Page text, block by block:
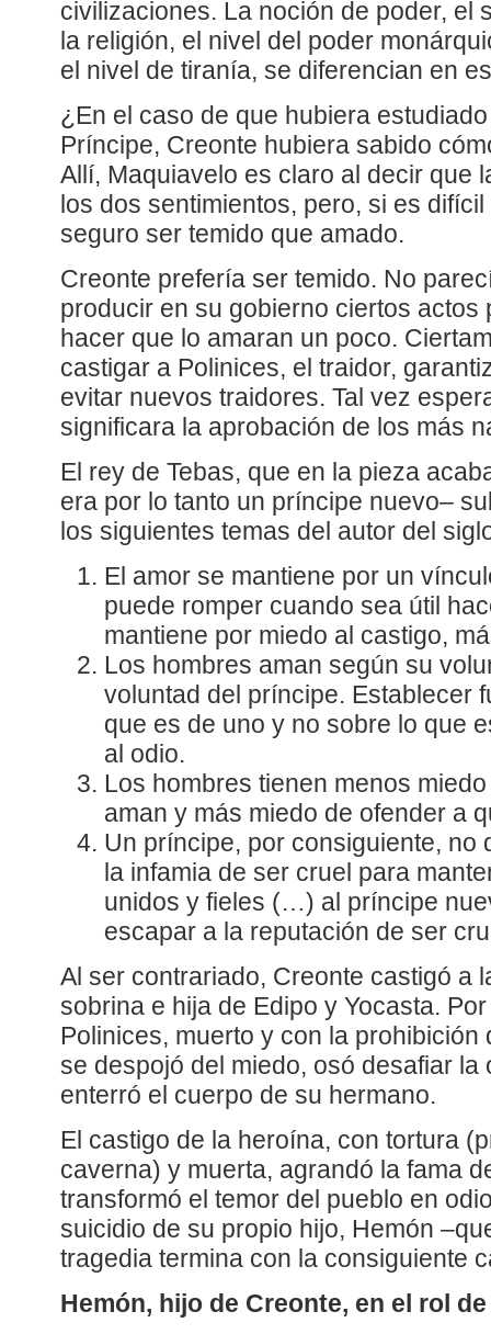
civilizaciones. La noción de poder, el
la religión, el nivel del poder
el nivel de tiranía, se diferencian en
¿En el caso de que hubiera
Príncipe, Creonte hubiera sabido
Allí, Maquiavelo es claro al decir que
los dos sentimientos, pero, si es
seguro ser temido que amado.
Creonte prefería ser temido. No
producir en su gobierno ciertos actos
hacer que lo amaran un poco.
castigar a Polinices, el traidor,
evitar nuevos traidores. Tal vez
significara la aprobación de los más
El rey de Tebas, que en la pieza
era por lo tanto un príncipe nuevo–
los siguientes temas del autor del
El amor se mantiene por un
puede romper cuando sea útil
mantiene por miedo al castigo,
Los hombres aman según su
voluntad del príncipe. Establecer
que es de uno y no sobre lo que
al odio.
Los hombres tienen menos
aman y más miedo de ofender a
Un príncipe, por consiguiente, no
la infamia de ser cruel para
unidos y fieles (…) al príncipe
escapar a la reputación de ser
Al ser contrariado, Creonte castigó a
sobrina e hija de Edipo y Yocasta.
Polinices, muerto y con la prohibición
se despojó del miedo, osó desafiar la
enterró el cuerpo de su hermano.
El castigo de la heroína, con tortura
caverna) y muerta, agrandó la fama
transformó el temor del pueblo en
suicidio de su propio hijo, Hemón
tragedia termina con la consiguiente
Hemón, hijo de Creonte, en el rol